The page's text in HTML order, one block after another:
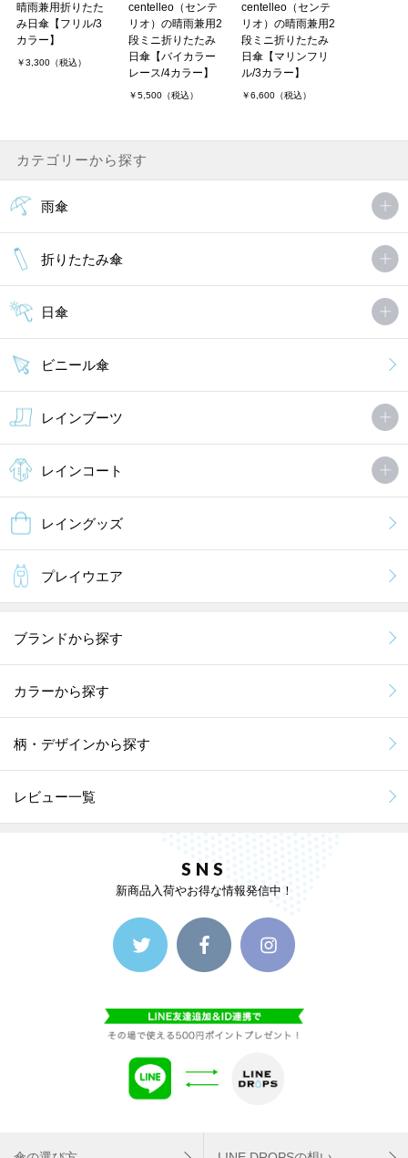
晴雨兼用折りたた
み日傘【フリル/3
カラー】
￥3,300（税込）
centelleo（センテ
リオ）の晴雨兼用2
段ミニ折りたたみ
日傘【バイカラー
レース/4カラー】
￥5,500（税込）
centelleo（センテ
リオ）の晴雨兼用2
段ミニ折りたたみ
日傘【マリンフリ
ル/3カラー】
￥6,600（税込）
カテゴリーから探す
雨傘
折りたたみ傘
日傘
ビニール傘
レインブーツ
レインコート
レイングッズ
プレイウエア
ブランドから探す
カラーから探す
柄・デザインから探す
レビュー一覧
SNS
新商品入荷やお得な情報発信中！